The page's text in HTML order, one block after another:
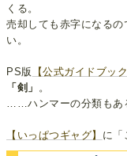
くる。
売却しても赤字になる
い。
PS版 【公式ガイドブック
「剣」 。
……ハンマーの分類もあ
【いっぱつギャグ】 に